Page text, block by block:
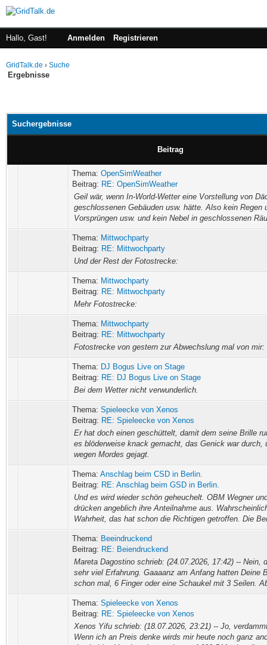
Hallo, Gast! Anmelden Registrieren
GridTalk.de › Suche
Ergebnisse
Suchergebnisse
Beitrag
Thema: OpenSimWeather
Beitrag: RE: OpenSimWeather
Geil wär, wenn In-World-Wetter eine Vorstellung von
geschlossenen Gebäuden usw. hätte. Also kein Regen
Vorsprüngen usw. und kein Nebel in geschlossenen
Thema: Mittwochparty
Beitrag: RE: Mittwochparty
Und der Rest der Fotostrecke:
Thema: Mittwochparty
Beitrag: RE: Mittwochparty
Mehr Fotostrecke:
Thema: Mittwochparty
Beitrag: RE: Mittwochparty
Fotostrecke von gestern zur Abwechslung mal von mir:
Thema: DJ Bogus Live on Stage
Beitrag: RE: DJ Bogus Live on Stage
Bei dem Wetter nicht verwunderlich.
Thema: Spieleecke von Xenos
Beitrag: RE: Spieleecke von Xenos
Er hat doch einen geschüttelt, damit dem seine Brille
es blöderweise knack gemacht, das Genick war durch,
wegen Mordes gejagt.
Thema: Anschlag beim CSD in Berlin.
Beitrag: RE: Anschlag beim GSD in Berlin.
Und es wird wieder schön geheuchelt. OBM Wegner
drücken angeblich ihre Anteilnahme aus.
Wahrheit, das hat schon die Richtigen getroffen. Die
Thema: Beeindruckend
Beitrag: RE: Beiendruckend
Mareta Dagostino schrieb: (24.07.2026, 17:42) -- Nein,
sehr viel Erfahrung. Gaaaanz am Anfang hatten Deine
schon mal, 6 Finger oder eine Schaukel mit 3 Seilen.
Thema: Spieleecke von Xenos
Beitrag: RE: Spieleecke von Xenos
Xenos Yifu schrieb: (18.07.2026, 23:21) -- Jo,
Wenn ich an Preis denke wirds mir heute noch ganz